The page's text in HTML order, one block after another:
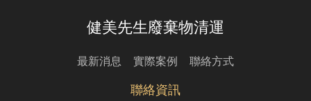
健美先生廢棄物清運
最新消息 實際案例 聯絡方式
聯絡資訊